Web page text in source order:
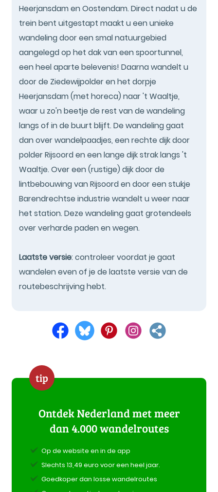
Heerjansdam en Oostendam. Direct nadat u de
trein bent uitgestapt maakt u een unieke
wandeling door een smal natuurgebied
aangelegd op het dak van een spoortunnel,
een heel aparte belevenis! Daarna wandelt u
door de Ziedewijpolder en het dorpje
Heerjansdam (met horeca) naar 't Waaltje,
waar u zo'n beetje de rest van de wandeling
langs of in de buurt blijft. De wandeling gaat
dan over wandelpaadjes, een rechte dijk door
polder Rijsoord en een lange dijk strak langs 't
Waaltje. Over een (rustige) dijk door de
lintbebouwing van Rijsoord en door een stukje
Barendrechtse industrie wandelt u weer naar
het station. Deze wandeling gaat grotendeels
over verharde paden en wegen.
Laatste versie: controleer voordat je gaat
wandelen even of je de laatste versie van de
routebeschrijving hebt.
tip
Ontdek Nederland met meer
dan 4.000 wandelroutes
Op de website en in de app
Slechts 13,49 euro voor een heel jaar.
Goedkoper dan losse wandelroutes